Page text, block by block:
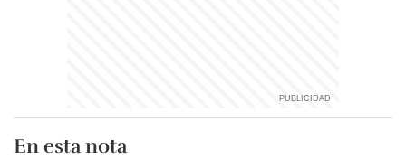
En esta nota